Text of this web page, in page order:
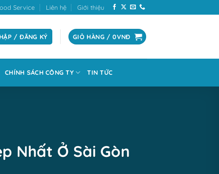
Service Liên hệ Giới thiệu
/ ĐĂNG KÝ GIỎ HÀNG /0VNĐ
CHÍNH SÁCH CÔNG TY TIN TỨC
Nhất Ở Sài Gòn